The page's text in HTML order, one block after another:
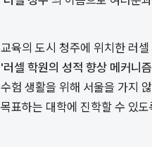
교육의 도시 청주에 위치한 러
'러셀 학원의 성적 향상 메커니
수험 생활을 위해 서울을 가지
목표하는 대학에 진학할 수 있